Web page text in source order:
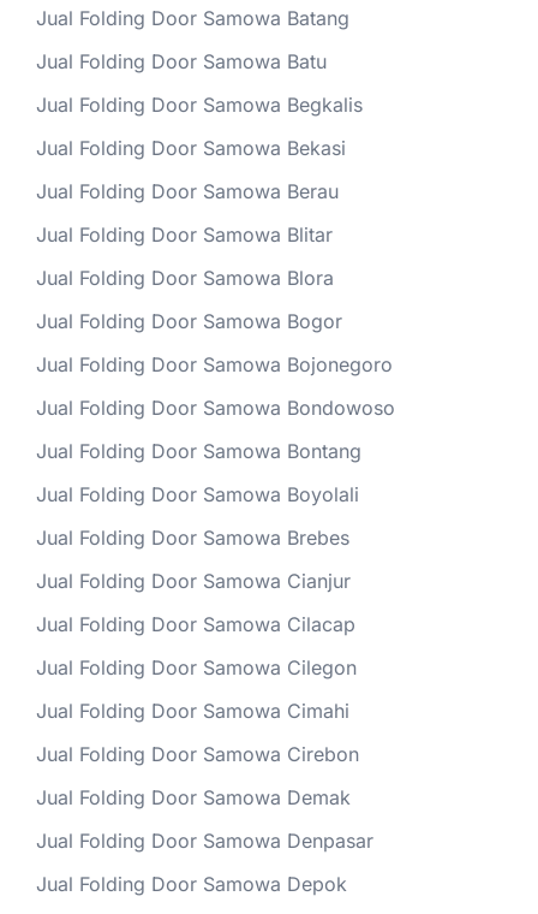
Jual Folding Door Samowa Batang
Jual Folding Door Samowa Batu
Jual Folding Door Samowa Begkalis
Jual Folding Door Samowa Bekasi
Jual Folding Door Samowa Berau
Jual Folding Door Samowa Blitar
Jual Folding Door Samowa Blora
Jual Folding Door Samowa Bogor
Jual Folding Door Samowa Bojonegoro
Jual Folding Door Samowa Bondowoso
Jual Folding Door Samowa Bontang
Jual Folding Door Samowa Boyolali
Jual Folding Door Samowa Brebes
Jual Folding Door Samowa Cianjur
Jual Folding Door Samowa Cilacap
Jual Folding Door Samowa Cilegon
Jual Folding Door Samowa Cimahi
Jual Folding Door Samowa Cirebon
Jual Folding Door Samowa Demak
Jual Folding Door Samowa Denpasar
Jual Folding Door Samowa Depok